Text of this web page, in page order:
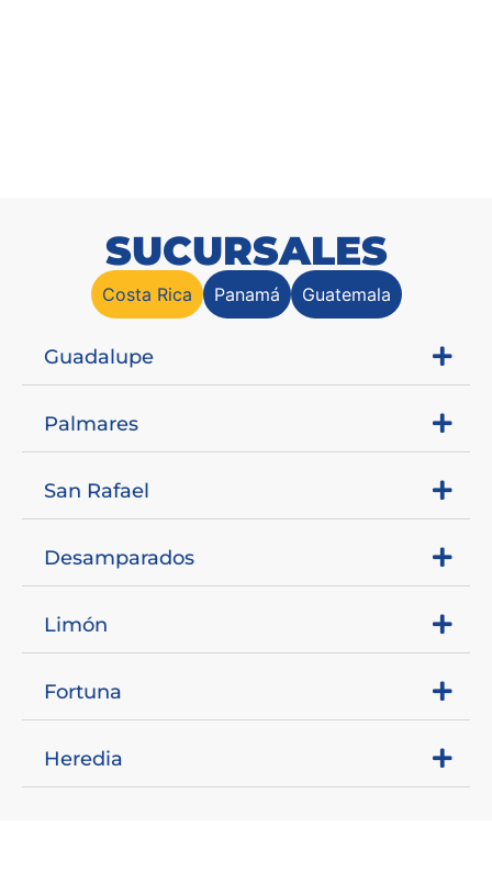
SUCURSALES
Costa Rica Panamá Guatemala
Guadalupe
Palmares
San Rafael
Desamparados
Limón
Fortuna
Heredia